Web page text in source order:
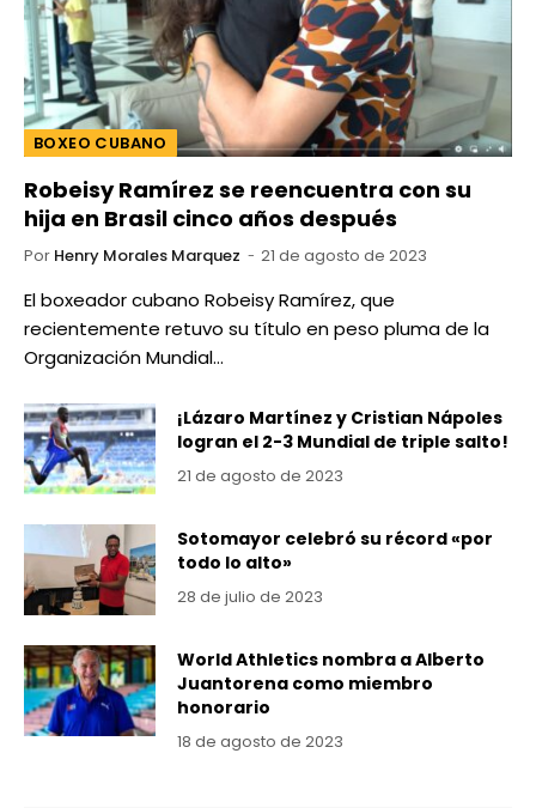
BOXEO CUBANO
Robeisy Ramírez se reencuentra con su
hija en Brasil cinco años después
Por Henry Morales Marquez 21 de agosto de 2023
El boxeador cubano Robeisy Ramírez, que
recientemente retuvo su título en peso pluma de la
Organización Mundial…
¡Lázaro Martínez y Cristian Nápoles
logran el 2-3 Mundial de triple salto!
21 de agosto de 2023
Sotomayor celebró su récord «por
todo lo alto»
28 de julio de 2023
World Athletics nombra a Alberto
Juantorena como miembro
honorario
18 de agosto de 2023